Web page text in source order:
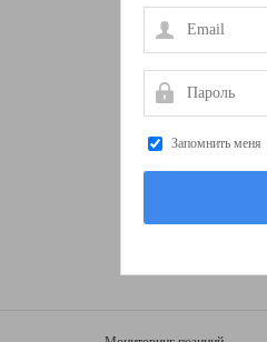
Email
Пароль
Запомнить меня